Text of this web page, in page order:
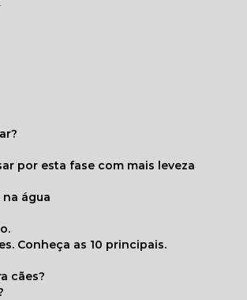
por esta fase com mais leveza
água
Conheça as 10 principais.
cães?